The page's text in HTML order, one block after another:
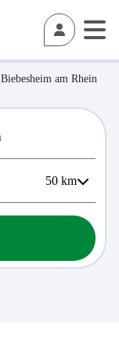
Biebesheim am Rhein
50 km